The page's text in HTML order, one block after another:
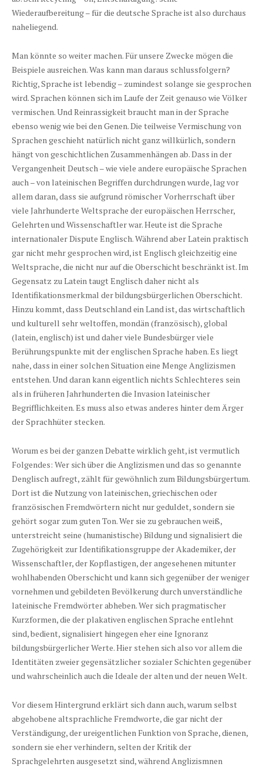
Wiederaufbereitung – für die deutsche Sprache ist also durchaus
naheliegend.
Man könnte so weiter machen. Für unsere Zwecke mögen die
Beispiele ausreichen. Was kann man daraus schlussfolgern?
Richtig, Sprache ist lebendig – zumindest solange sie gesprochen
wird. Sprachen können sich im Laufe der Zeit genauso wie Völker
vermischen. Und Reinrassigkeit braucht man in der Sprache
ebenso wenig wie bei den Genen. Die teilweise Vermischung von
Sprachen geschieht natürlich nicht ganz willkürlich, sondern
hängt von geschichtlichen Zusammenhängen ab. Dass in der
Vergangenheit Deutsch – wie viele andere europäische Sprachen
auch – von lateinischen Begriffen durchdrungen wurde, lag vor
allem daran, dass sie aufgrund römischer Vorherrschaft über
viele Jahrhunderte Weltsprache der europäischen Herrscher,
Gelehrten und Wissenschaftler war. Heute ist die Sprache
internationaler Dispute Englisch. Während aber Latein praktisch
gar nicht mehr gesprochen wird, ist Englisch gleichzeitig eine
Weltsprache, die nicht nur auf die Oberschicht beschränkt ist. Im
Gegensatz zu Latein taugt Englisch daher nicht als
Identifikationsmerkmal der bildungsbürgerlichen Oberschicht.
Hinzu kommt, dass Deutschland ein Land ist, das wirtschaftlich
und kulturell sehr weltoffen, mondän (französisch), global
(latein, englisch) ist und daher viele Bundesbürger viele
Berührungspunkte mit der englischen Sprache haben. Es liegt
nahe, dass in einer solchen Situation eine Menge Anglizismen
entstehen. Und daran kann eigentlich nichts Schlechteres sein
als in früheren Jahrhunderten die Invasion lateinischer
Begrifflichkeiten. Es muss also etwas anderes hinter dem Ärger
der Sprachhüter stecken.
Worum es bei der ganzen Debatte wirklich geht, ist vermutlich
Folgendes: Wer sich über die Anglizismen und das so genannte
Denglisch aufregt, zählt für gewöhnlich zum Bildungsbürgertum.
Dort ist die Nutzung von lateinischen, griechischen oder
französischen Fremdwörtern nicht nur geduldet, sondern sie
gehört sogar zum guten Ton. Wer sie zu gebrauchen weiß,
unterstreicht seine (humanistische) Bildung und signalisiert die
Zugehörigkeit zur Identifikationsgruppe der Akademiker, der
Wissenschaftler, der Kopflastigen, der angesehenen mitunter
wohlhabenden Oberschicht und kann sich gegenüber der weniger
vornehmen und gebildeten Bevölkerung durch unverständliche
lateinische Fremdwörter abheben. Wer sich pragmatischer
Kurzformen, die der plakativen englischen Sprache entlehnt
sind, bedient, signalisiert hingegen eher eine Ignoranz
bildungsbürgerlicher Werte. Hier stehen sich also vor allem die
Identitäten zweier gegensätzlicher sozialer Schichten gegenüber
und wahrscheinlich auch die Ideale der alten und der neuen Welt.
Vor diesem Hintergrund erklärt sich dann auch, warum selbst
abgehobene altsprachliche Fremdworte, die gar nicht der
Verständigung, der ureigentlichen Funktion von Sprache, dienen,
sondern sie eher verhindern, selten der Kritik der
Sprachgelehrten ausgesetzt sind, während Anglizismnen